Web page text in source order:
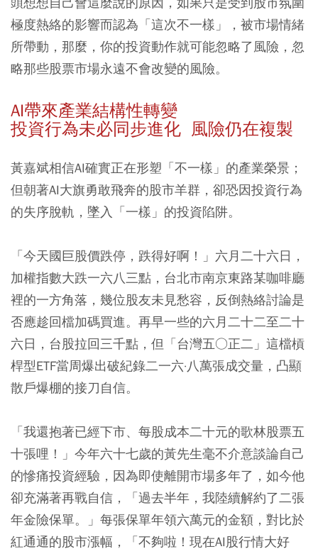
極度熱絡的影響而認為「這次不一樣」，被市場情緒
所帶動，那麼，你的投資動作就可能忽略了風險，忽
略那些股票市場永遠不會改變的風險。
AI帶來產業結構性轉變
投資行為未必同步進化 風險仍在複製
黃嘉斌相信AI確實正在形塑「不一樣」的產業榮景；
但朝著AI大旗勇敢飛奔的股市羊群，卻恐因投資行為
的失序脫軌，墜入「一樣」的投資陷阱。
「今天國巨股價跌停，跌得好啊！」六月二十六日，
加權指數大跌一六八三點，台北市南京東路某咖啡廳
裡的一方角落，幾位股友未見愁容，反倒熱絡討論是
否應趁回檔加碼買進。再早一些的六月二十二至二十
六日，台股拉回三千點，但「台灣五○正二」這檔槓
桿型ETF當周爆出破紀錄二一六·八萬張成交量，凸顯
散戶爆棚的接刀自信。
「我還抱著已經下市、每股成本二十元的歌林股票五
十張哩！」今年六十七歲的黃先生毫不介意談論自己
的慘痛投資經驗，因為即使離開市場多年了，如今他
卻充滿著再戰自信，「過去半年，我陸續解約了二張
年金險保單。」每張保單年領六萬元的金額，對比於
紅通通的股市漲幅，「不夠啦！現在AI股行情大好